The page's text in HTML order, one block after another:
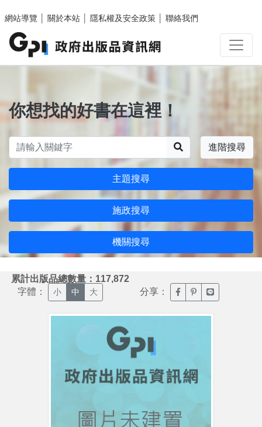
網站導覽
關於本站 隱私權及安全政策 聯絡我們
你想找的好書在這裡！
進階搜尋
主題搜尋
施政搜尋
機關搜尋
累計出版品總數量：117,872
字體： 小 中 大 分享： 臉書分享(另開新視窗)
噗浪分享(另開新
Line分享(另